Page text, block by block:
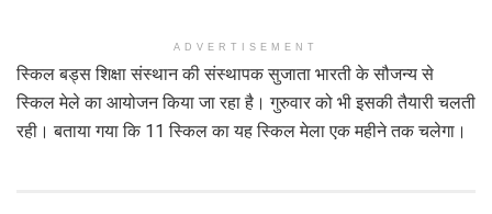
ADVERTISEMENT
स्किल बड्स शिक्षा संस्थान की संस्थापक सुजाता भारती के सौजन्य से
स्किल मेले का आयोजन किया जा रहा है। गुरुवार को भी इसकी तैयारी चलती
रही। बताया गया कि 11 स्किल का यह स्किल मेला एक महीने तक चलेगा।